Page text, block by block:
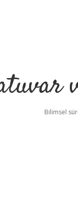
Bilimsel